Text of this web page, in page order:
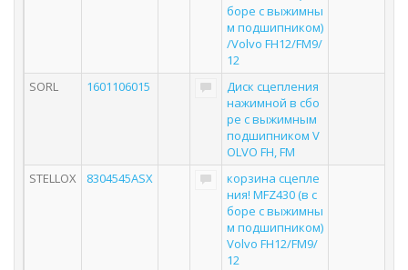
боре с выжимны
м подшипником)
/Volvo FH12/FM9/
12
SORL
1601106015
Диск сцепления
нажимной в сбо
ре с выжимным
подшипником V
OLVO FH, FM
STELLOX
8304545ASX
корзина сцепле
ния! MFZ430 (в с
боре с выжимны
м подшипником)
Volvo FH12/FM9/
12